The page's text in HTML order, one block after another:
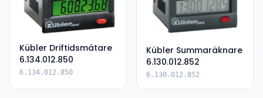
Kübler Driftidsmätare
6.134.012.850
6.134.012.850
Kübler Summaräknare
6.130.012.852
6.130.012.852